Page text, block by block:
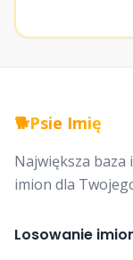
🐕Psie Imię
Największa baza
imion dla
Losowanie